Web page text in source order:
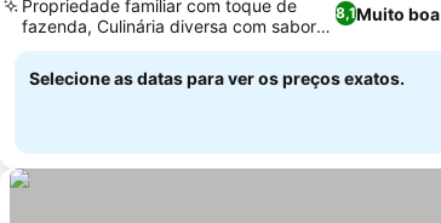
8,1Muito boa
Propriedade familiar com toque de
fazenda, Culinária diversa com sabores
globais
Selecione as datas para ver os preços exatos.